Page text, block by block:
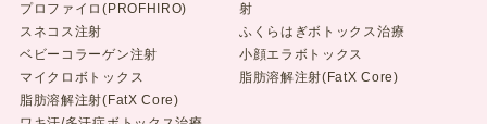
プロファイロ(PROFHIRO)
スネコス注射
ベビーコラーゲン注射
マイクロボトックス
脂肪溶解注射(FatX Core)
射
ふくらはぎボトックス治療
小顔エラボトックス
脂肪溶解注射(FatX Core)